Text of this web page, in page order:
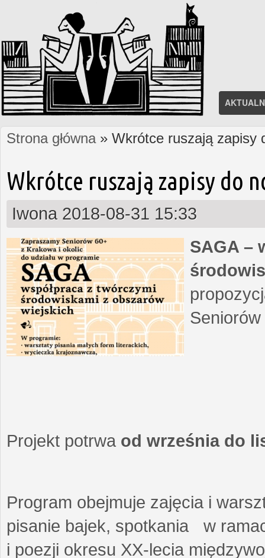
Jesteś tutaj
Strona główna» Wkrótce ruszają zapisy
Wkrótce ruszają zapisy do
Iwona 2018-08-31 15:33
SAGA –
Projekt potrwa od września do
Program obejmuje zajęcia i
pisanie bajek, spotkania w
i poezji okresu XX-lecia